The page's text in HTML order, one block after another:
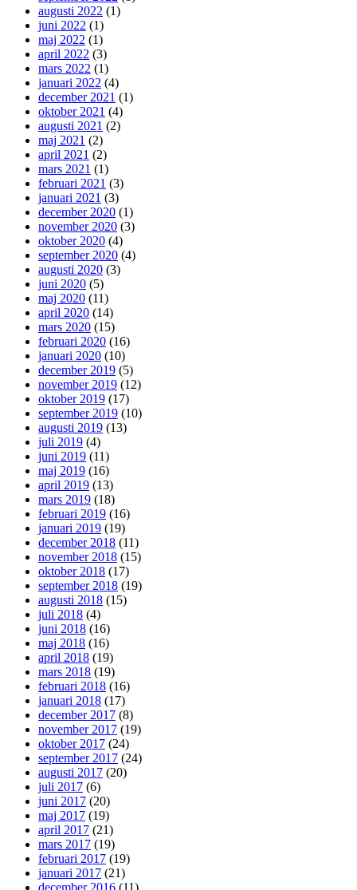
augusti 2022 (1)
juni 2022 (1)
maj 2022 (1)
april 2022 (3)
mars 2022 (1)
januari 2022 (4)
december 2021 (1)
oktober 2021 (4)
augusti 2021 (2)
maj 2021 (2)
april 2021 (2)
mars 2021 (1)
februari 2021 (3)
januari 2021 (3)
december 2020 (1)
november 2020 (3)
oktober 2020 (4)
september 2020 (4)
augusti 2020 (3)
juni 2020 (5)
maj 2020 (11)
april 2020 (14)
mars 2020 (15)
februari 2020 (16)
januari 2020 (10)
december 2019 (5)
november 2019 (12)
oktober 2019 (17)
september 2019 (10)
augusti 2019 (13)
juli 2019 (4)
juni 2019 (11)
maj 2019 (16)
april 2019 (13)
mars 2019 (18)
februari 2019 (16)
januari 2019 (19)
december 2018 (11)
november 2018 (15)
oktober 2018 (17)
september 2018 (19)
augusti 2018 (15)
juli 2018 (4)
juni 2018 (16)
maj 2018 (16)
april 2018 (19)
mars 2018 (19)
februari 2018 (16)
januari 2018 (17)
december 2017 (8)
november 2017 (19)
oktober 2017 (24)
september 2017 (24)
augusti 2017 (20)
juli 2017 (6)
juni 2017 (20)
maj 2017 (19)
april 2017 (21)
mars 2017 (19)
februari 2017 (19)
januari 2017 (21)
december 2016 (11)